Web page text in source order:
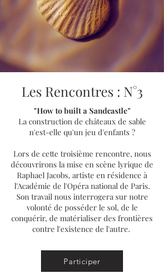
Les Rencontres : N°3
"How to built a Sandcastle"
La construction de châteaux de sable
n'est-elle qu'un jeu d'enfants ?
Lors de cette troisième rencontre, nous
découvrirons la mise en scène lyrique de
Raphael Jacobs, artiste en résidence à
l'Académie de l'Opéra national de Paris.
Son travail nous interrogera sur notre
volonté de posséder le sol, de le
conquérir, de matérialiser des frontières
contre l'existence de l'autre.
Participer